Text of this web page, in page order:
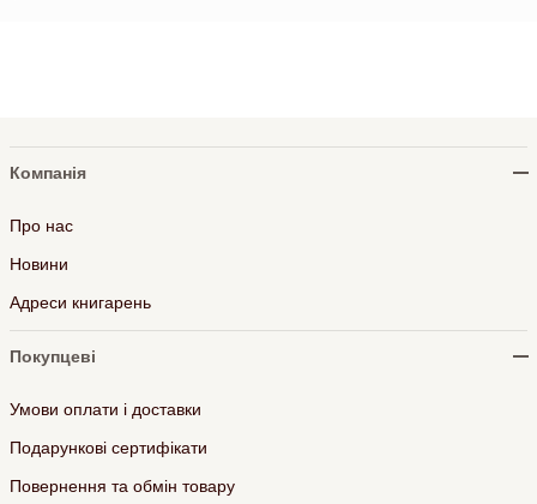
Компанія
Про нас
Новини
Адреси книгарень
Покупцеві
Умови оплати і доставки
Подарункові сертифікати
Повернення та обмін товару